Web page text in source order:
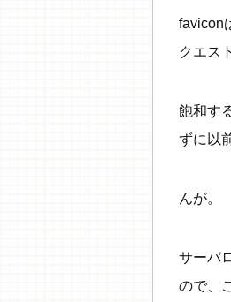
favicon
クエス
飽和す
ずに以
んが。
サーバ
ので、